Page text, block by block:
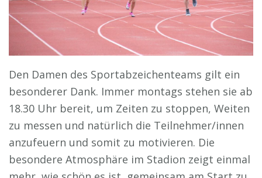
Den Damen des Sportabzeichenteams gilt ein
besonderer Dank. Immer montags stehen sie ab
18.30 Uhr bereit, um Zeiten zu stoppen, Weiten
zu messen und natürlich die Teilnehmer/innen
anzufeuern und somit zu motivieren. Die
besondere Atmosphäre im Stadion zeigt einmal